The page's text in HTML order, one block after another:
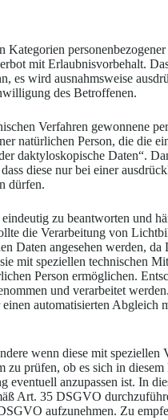
mit Erlaubnisvorbehalt.
es wird ausnahmsweise
des Betroffenen.
Verfahren gewonnene
natürlichen Person, die die
daktyloskopische Daten“.
diese nur bei einer
dürfen.
zu beantworten und
die Verarbeitung von
Daten angesehen werden,
mit speziellen technischen
Person ermöglichen.
und verarbeitet
automatisierten Abgleich
wenn diese mit speziellen
zu prüfen, ob es sich in
anzupassen ist. In
Art. 35 DSGVO
aufzunehmen. Zu